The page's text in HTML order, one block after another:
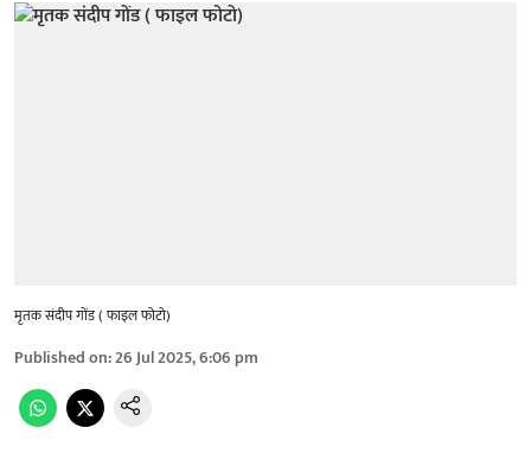
मृतक संदीप गोंड ( फाइल फोटो)
Published on:26 Jul 2025, 6:06 pm